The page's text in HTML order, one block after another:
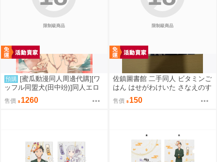
限制級商品
預購 [蜜瓜動漫同人周邊代購][ワ
ッフル同盟犬(田中竕)]同人エロ
ゲ転生2上～発動!ヌルヌルスケ
ベスキル【A5アクリルフィギュ
售價 1260
限制級商品
佐鎮圖書館 二手同人 ビタミンご
はん はせがわけいた さなえのす
きはとどまらずっ 東方
售價 150